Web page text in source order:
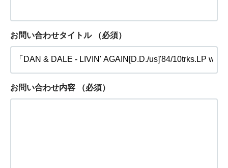
お問い合わせタイトル （必須）
お問い合わせ内容 （必須）